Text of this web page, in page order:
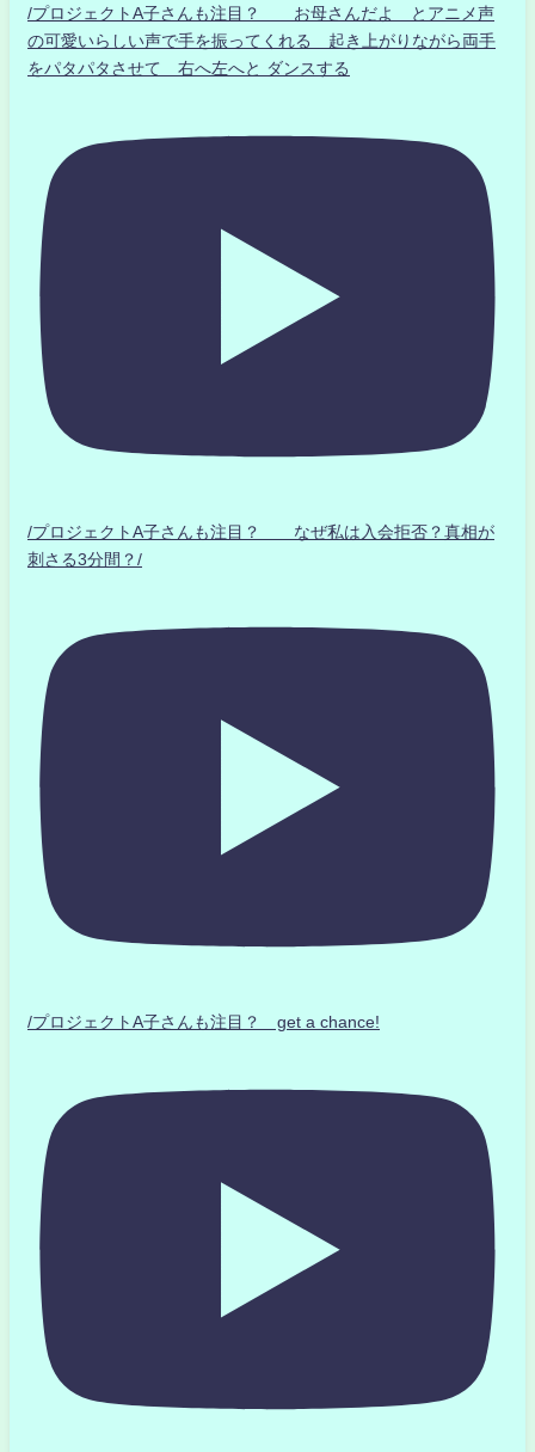
/プロジェクトA子さんも注目？ お母さんだよ とアニメ声
の可愛いらしい声で手を振ってくれる 起き上がりながら両手
をパタパタさせて 右へ左へと ダンスする
/プロジェクトA子さんも注目？ なぜ私は入会拒否？真相が
刺さる3分間？/
/プロジェクトA子さんも注目？ get a chance!